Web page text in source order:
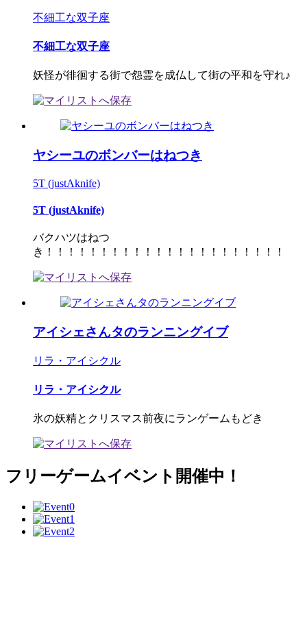
不細工な双子座
不細工な双子座
妖怪が徘徊する街で怨霊を成仏して街の平和を守れ♪
ヤシーユのボンバーはねつき
5T (justAknife)
5T (justAknife)
バクハツはねつ
き！！！！！！！！！！！！！！！！！！！！！！
アイシェさんタのランニングイブ
リラ・アイシクル
リラ・アイシクル
氷の妖精とクリスマス前夜にランゲームもどき
フリーゲームイベント開催中！